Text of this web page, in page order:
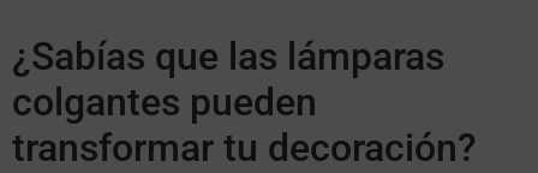
¿Sabías que las lámparas
colgantes pueden
transformar tu decoración?